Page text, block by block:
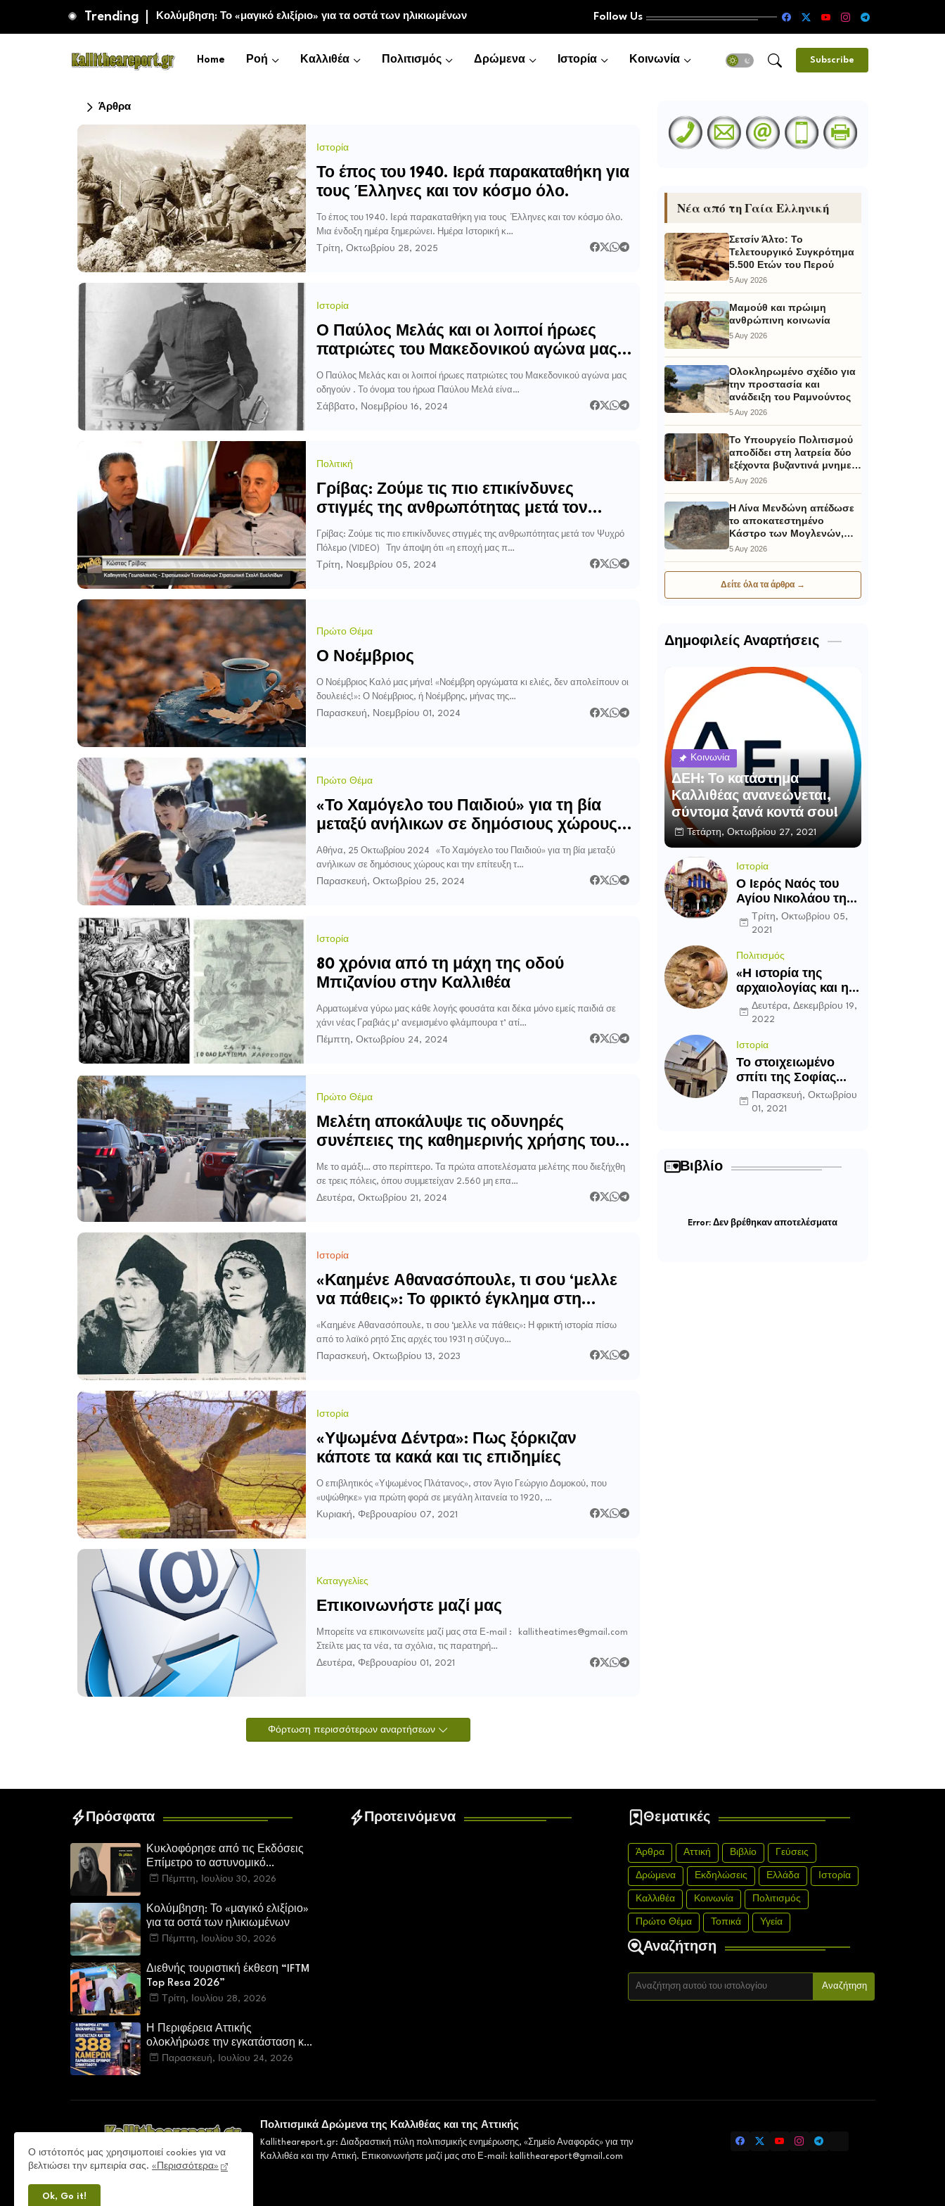
Trending Κολύμβηση: Το «μαγικό ελιξίριο» για τα οστά των ηλικιωμένων Follow Us
Home Ροή Καλλιθέα Πολιτισμός Δρώμενα Ιστορία Κοινωνία Subscribe
Άρθρα
Ιστορία
Το έπος του 1940. Ιερά παρακαταθήκη για
τους Έλληνες και τον κόσμο όλο.
Το έπος του 1940. Ιερά παρακαταθήκη για τους Έλληνες και τον κόσμο όλο.
Μια ένδοξη ημέρα ξημερώνει. Ημέρα Ιστορική κ…
Τρίτη, Οκτωβρίου 28, 2025
Ιστορία
Ο Παύλος Μελάς και οι λοιποί ήρωες
πατριώτες του Μακεδονικού αγώνα μας
οδηγούν
Ο Παύλος Μελάς και οι λοιποί ήρωες πατριώτες του Μακεδονικού αγώνα μας
οδηγούν . Το όνομα του ήρωα Παύλου Μελά είνα…
Σάββατο, Νοεμβρίου 16, 2024
Πολιτική
Γρίβας: Ζούμε τις πιο επικίνδυνες
στιγμές της ανθρωπότητας μετά τον
Ψυχρό Πόλεμο (VIDEO)
Γρίβας: Ζούμε τις πιο επικίνδυνες στιγμές της ανθρωπότητας μετά τον Ψυχρό
Πόλεμο (VIDEO) Την άποψη ότι «η εποχή μας π…
Τρίτη, Νοεμβρίου 05, 2024
Πρώτο Θέμα
Ο Νοέμβριος
Ο Νοέμβριος Καλό μας μήνα! «Νοέμβρη οργώματα κι ελιές, δεν απολείπουν οι
δουλειές!»: Ο Νοέμβριος, ή Νοέμβρης, μήνας της…
Παρασκευή, Νοεμβρίου 01, 2024
Πρώτο Θέμα
«Το Χαμόγελο του Παιδιού» για τη βία
μεταξύ ανήλικων σε δημόσιους χώρους
και την επίτευξη της ασφάλειά τους
Αθήνα, 25 Οκτωβρίου 2024 «Το Χαμόγελο του Παιδιού» για τη βία μεταξύ
ανήλικων σε δημόσιους χώρους και την επίτευξη τ…
Παρασκευή, Οκτωβρίου 25, 2024
Ιστορία
80 χρόνια από τη μάχη της οδού
Μπιζανίου στην Καλλιθέα
Αρματωμένα γύρω μας κάθε λογής φουσάτα και δέκα μόνο εμείς παιδιά σε
χάνι νέας Γραβιάς μ’ ανεμισμένο φλάμπουρα τ’ ατί…
Πέμπτη, Οκτωβρίου 24, 2024
Πρώτο Θέμα
Μελέτη αποκάλυψε τις οδυνηρές
συνέπειες της καθημερινής χρήσης του
αυτοκινήτου
Με το αμάξι… στο περίπτερο. Τα πρώτα αποτελέσματα μελέτης που διεξήχθη
σε τρεις πόλεις, όπου συμμετείχαν 2.560 μη επα…
Δευτέρα, Οκτωβρίου 21, 2024
Ιστορία
«Καημένε Αθανασόπουλε, τι σου ‘μελλε
να πάθεις»: Το φρικτό έγκλημα στη
Χαροκόπου πίσω από το λαϊκό ρητό
«Καημένε Αθανασόπουλε, τι σου ‘μελλε να πάθεις»: Η φρικτή ιστορία πίσω
από το λαϊκό ρητό Στις αρχές του 1931 η σύζυγο…
Παρασκευή, Οκτωβρίου 13, 2023
Ιστορία
«Υψωμένα Δέντρα»: Πως ξόρκιζαν
κάποτε τα κακά και τις επιδημίες
Ο επιβλητικός «Υψωμένος Πλάτανος», στον Άγιο Γεώργιο Δομοκού, που
«υψώθηκε» για πρώτη φορά σε μεγάλη λιτανεία το 1920, …
Κυριακή, Φεβρουαρίου 07, 2021
Καταγγελίες
Επικοινωνήστε μαζί μας
Μπορείτε να επικοινωνείτε μαζί μας στα Ε-mail : kallitheatimes@gmail.com
Στείλτε μας τα νέα, τα σχόλια, τις παρατηρή…
Δευτέρα, Φεβρουαρίου 01, 2021
Φόρτωση περισσότερων αναρτήσεων
Νέα από τη Γαία Ελληνική
Σετσίν Άλτο: Το
Τελετουργικό Συγκρότημα
5.500 Ετών του Περού
5 Αυγ 2026
Μαμούθ και πρώιμη
ανθρώπινη κοινωνία
5 Αυγ 2026
Ολοκληρωμένο σχέδιο για
την προστασία και
ανάδειξη του Ραμνούντος
5 Αυγ 2026
Το Υπουργείο Πολιτισμού
αποδίδει στη λατρεία δύο
εξέχοντα βυζαντινά μνημεία
στην Καστοριά και έπεται
τέμενος Κουρσούμ
5 Αυγ 2026
Η Λίνα Μενδώνη απέδωσε
το αποκατεστημένο
Κάστρο των Μογλενών,
στην τοπική κοινωνία και
Πέλλας
5 Αυγ 2026
Δείτε όλα τα άρθρα →
Δημοφιλείς Αναρτήσεις
Κοινωνία
ΔΕΗ: Το κατάστημα
Καλλιθέας ανανεώνεται,
σύντομα ξανά κοντά σου!
Τετάρτη, Οκτωβρίου 27, 2021
Ιστορία
Ο Ιερός Ναός του
Αγίου Νικολάου της
Καλλιθέας
Τρίτη, Οκτωβρίου 05,
2021
Πολιτισμός
«Η ιστορία της
αρχαιολογίας και η
εξέλιξη της ως
επιστήμη»
Δευτέρα, Δεκεμβρίου 19,
2022
Ιστορία
Το στοιχειωμένο
σπίτι της Σοφίας
Λασκαρίδου στην
Καλλιθέα
Παρασκευή, Οκτωβρίου
01, 2021
Βιβλίο
Error: Δεν βρέθηκαν αποτελέσματα
Πρόσφατα
Κυκλοφόρησε από τις Εκδόσεις
Επίμετρο το αστυνομικό
μυθιστόρημα της Κατερίνας
Πέμπτη, Ιουλίου 30, 2026
Κολύμβηση: Το «μαγικό ελιξίριο»
για τα οστά των ηλικιωμένων
Πέμπτη, Ιουλίου 30, 2026
Διεθνής τουριστική έκθεση “IFTM
Top Resa 2026”
Τρίτη, Ιουλίου 28, 2026
Η Περιφέρεια Αττικής
ολοκλήρωσε την εγκατάσταση και
των 388 καμερών παραβίασης
Παρασκευή, Ιουλίου 24, 2026
Προτεινόμενα Θεματικές
Άρθρα Αττική Βιβλίο Γεύσεις
Δρώμενα Εκδηλώσεις Ελλάδα Ιστορία
Καλλιθέα Κοινωνία Πολιτισμός
Πρώτο Θέμα Τοπικά Υγεία
Αναζήτηση
Πολιτισμικά Δρώμενα της Καλλιθέας και της Αττικής
Kallitheareport.gr: Διαδραστική πύλη πολιτισμικής ενημέρωσης, «Σημείο Αναφοράς» για την
Καλλιθέα και την Αττική. Επικοινωνήστε μαζί μας στο Ε-mail: kallitheareport@gmail.com
Ο ιστότοπός μας χρησιμοποιεί cookies για να
βελτιώσει την εμπειρία σας. «Περισσότερα»
Ok, Go it!